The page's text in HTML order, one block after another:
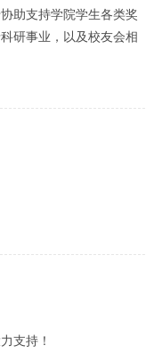
助支持学院学生各类奖
研事业，以及校友会相
支持！